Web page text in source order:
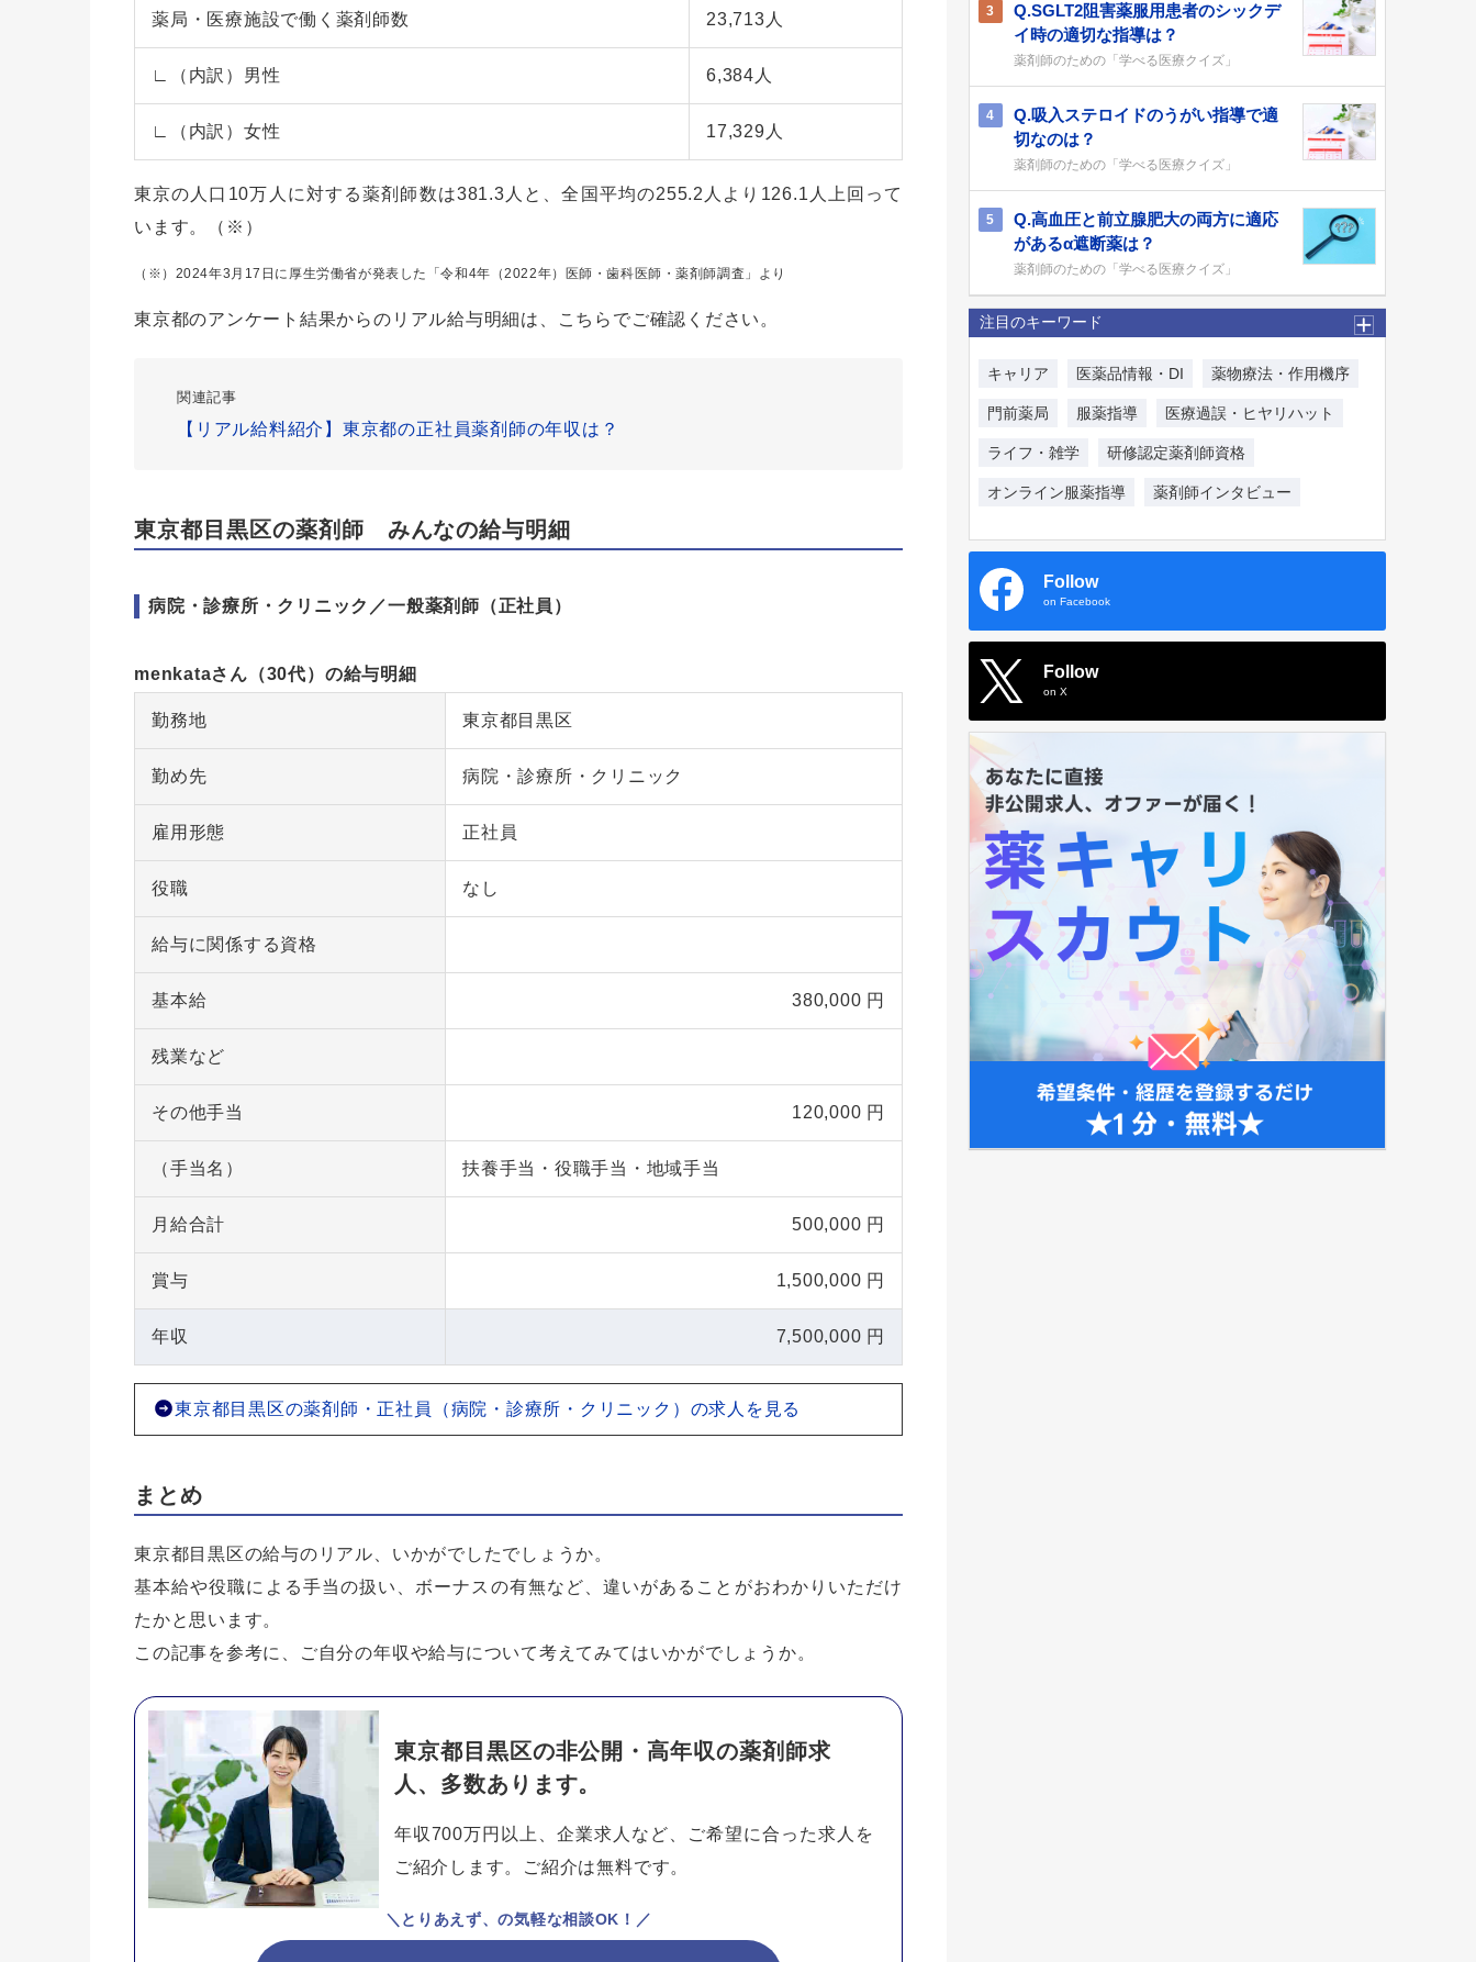
薬局・医療施設で働く薬剤師数 23,713人
∟（内訳）男性 6,384人
∟（内訳）女性 17,329人
東京の人口10万人に対する薬剤師数は381.3人と、全国平均の255.2人より126.1人上回って
います。（※）
（※）2024年3月17日に厚生労働省が発表した「令和4年（2022年）医師・歯科医師・薬剤師調査」より
東京都のアンケート結果からのリアル給与明細は、こちらでご確認ください。
関連記事
【リアル給料紹介】東京都の正社員薬剤師の年収は？
東京都目黒区の薬剤師 みんなの給与明細
病院・診療所・クリニック／一般薬剤師（正社員）
menkataさん（30代）の給与明細
勤務地 東京都目黒区
勤め先 病院・診療所・クリニック
雇用形態 正社員
役職 なし
給与に関係する資格
基本給 380,000 円
残業など
その他手当 120,000 円
（手当名） 扶養手当・役職手当・地域手当
月給合計 500,000 円
賞与 1,500,000 円
年収 7,500,000 円
東京都目黒区の薬剤師・正社員（病院・診療所・クリニック）の求人を見る
まとめ
東京都目黒区の給与のリアル、いかがでしたでしょうか。
基本給や役職による手当の扱い、ボーナスの有無など、違いがあることがおわかりいただけ
たかと思います。
この記事を参考に、ご自分の年収や給与について考えてみてはいかがでしょうか。
東京都目黒区の非公開・高年収の薬剤師求
人、多数あります。
年収700万円以上、企業求人など、ご希望に合った求人を
ご紹介します。ご紹介は無料です。
＼とりあえず、の気軽な相談OK！／
3
Q.SGLT2阻害薬服用患者のシックデ
イ時の適切な指導は？
薬剤師のための「学べる医療クイズ」
4
Q.吸入ステロイドのうがい指導で適
切なのは？
薬剤師のための「学べる医療クイズ」
5
Q.高血圧と前立腺肥大の両方に適応
があるα遮断薬は？
薬剤師のための「学べる医療クイズ」
注目のキーワード
キャリア 医薬品情報・DI 薬物療法・作用機序
門前薬局 服薬指導 医療過誤・ヒヤリハット
ライフ・雑学 研修認定薬剤師資格
オンライン服薬指導 薬剤師インタビュー
Follow
on Facebook
Follow
on X